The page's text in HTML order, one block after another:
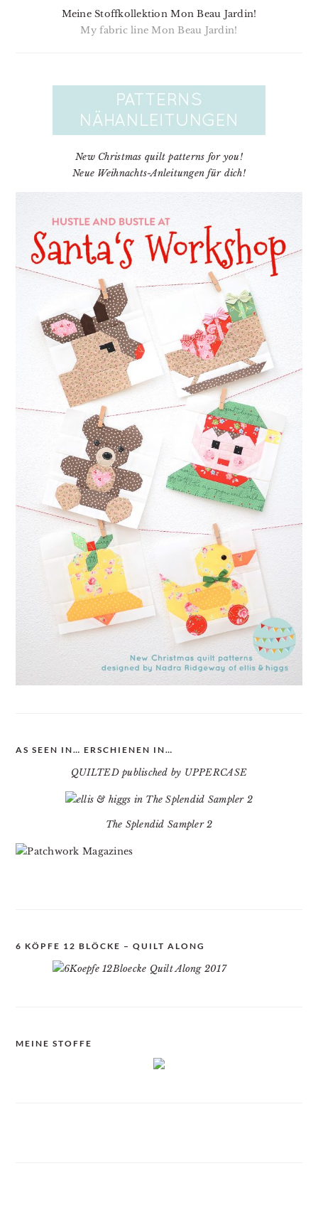
Meine Stoffkollektion Mon Beau Jardin!
My fabric line Mon Beau Jardin!
New Christmas quilt patterns for you!
Neue Weihnachts-Anleitungen für dich!
AS SEEN IN… ERSCHIENEN IN…
QUILTED publisched by UPPERCASE
The Splendid Sampler 2
6 KÖPFE 12 BLÖCKE – QUILT ALONG
MEINE STOFFE